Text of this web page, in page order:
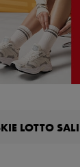
LOTTO SALI